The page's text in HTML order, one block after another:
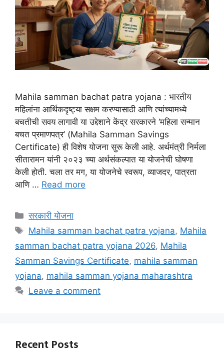
Mahila samman bachat patra yojana : भारतीय
महिलांना आर्थिकदृष्ट्या सक्षम करण्यासाठी आणि त्यांच्यामध्ये
बचतीची सवय लागावी या उद्देशाने केंद्र सरकारने ‘महिला सन्मान
बचत प्रमाणपत्र’ (Mahila Samman Savings
Certificate) ही विशेष योजना सुरू केली आहे. अर्थमंत्री निर्मला
सीतारामन यांनी २०२३ च्या अर्थसंकल्पात या योजनेची घोषणा
केली होती. चला तर मग, या योजनेचे स्वरूप, व्याजदर, पात्रता
आणि … Read more
Categories
सरकारी योजना
Tags
Mahila samman bachat patra yojana, Mahila
samman bachat patra yojana 2026, Mahila
Samman Savings Certificate, mahila samman
yojana, mahila samman yojana maharashtra
Leave a comment
Recent Posts